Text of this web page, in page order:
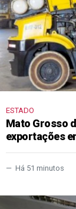
ESTADO
Mato Grosso
exportações
Há 51 minutos